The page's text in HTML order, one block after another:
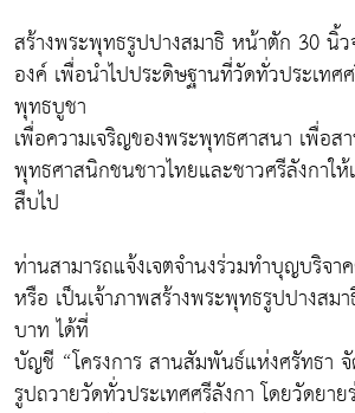
สร้างพระพุทธรูปปางสมาธิ หน้าตัก 30 นิ้
องค์ เพื่อนำไปประดิษฐานที่วัดทั่วประเทศ
พุทธบูชา
เพื่อความเจริญของพระพุทธศาสนา เพื่อส
พุทธศาสนิกชนชาวไทยและชาวศรีลังกา
สืบไป
ท่านสามารถแจ้งเจตจำนงร่วมทำบุญบริจา
หรือ เป็นเจ้าภาพสร้างพระพุทธรูปปางสม
บาท ได้ที่
บัญชี “โครงการ สานสัมพันธ์แห่งศรัทธา
รูปถวายวัดทั่วประเทศศรีลังกา โดยวัดยาย